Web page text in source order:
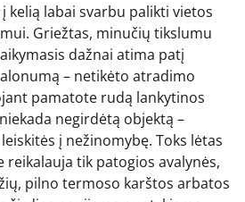
kelią labai svarbu palikti vietos
Griežtas, minučių tikslumu
dažnai atima patį
– netikėto atradimo
pamatote rudą lankytinos
negirdėtą objektą –
į nežinomybę. Toks lėtas
reikalauja tik patogios avalynės,
pilno termoso karštos arbatos